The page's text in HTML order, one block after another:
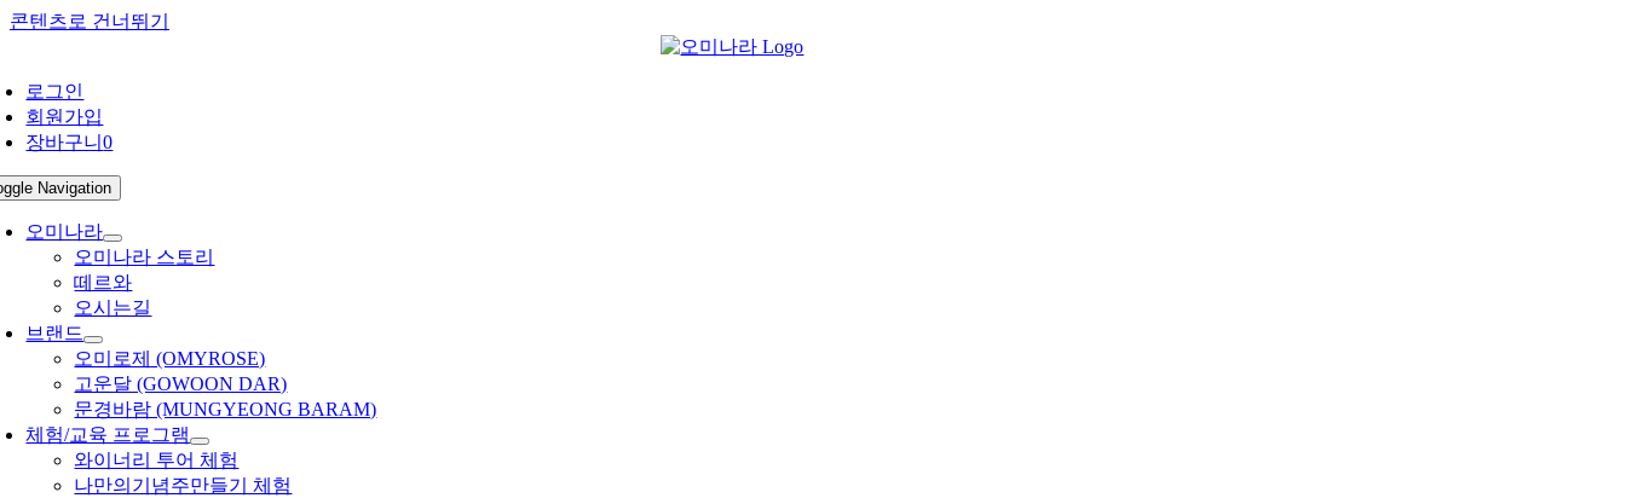
콘텐츠로 건너뛰기
로그인
회원가입
장바구니0
Navigation
오미나라
오미나라 스토리
떼르와
오시는길
브랜드
오미로제 (OMYROSE)
고운달 (GOWOON DAR)
문경바람 (MUNGYEONG BARAM)
체험/교육 프로그램
와이너리 투어 체험
나만의기념주만들기 체험